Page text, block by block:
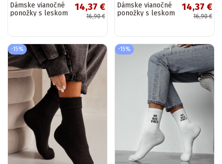
Dámske vianočné
ponožky s leskom
14,37 €
16,90 €
Dámske vianočné
ponožky s leskom
14,37 €
16,90 €
-15% -15%